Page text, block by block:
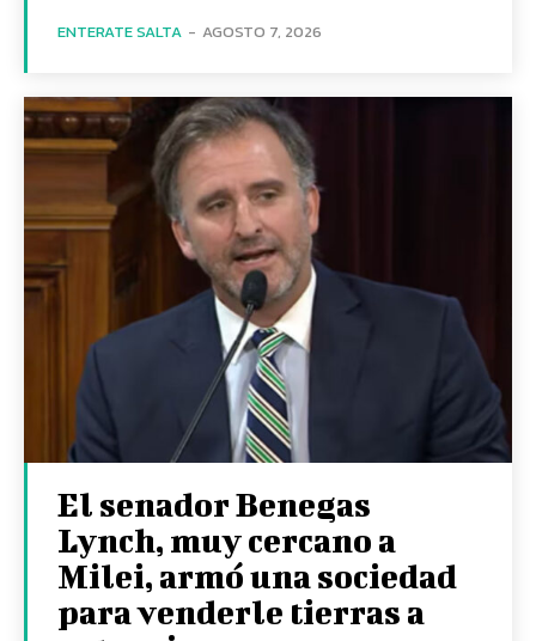
ENTERATE SALTA - AGOSTO 7, 2026
El senador Benegas
Lynch, muy cercano a
Milei, armó una sociedad
para venderle tierras a